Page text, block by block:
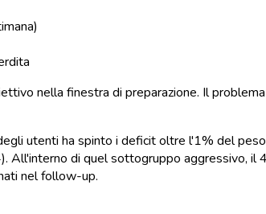
nella finestra di preparazione. Il
utenti ha spinto i deficit oltre l'1% del
di quel sottogruppo aggressivo, il
nel follow-up.